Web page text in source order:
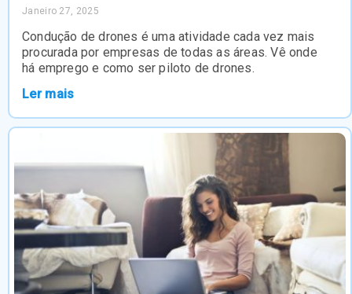
Janeiro 27, 2025
Condução de drones é uma atividade cada vez mais
procurada por empresas de todas as áreas. Vê onde
há emprego e como ser piloto de drones.
Ler mais